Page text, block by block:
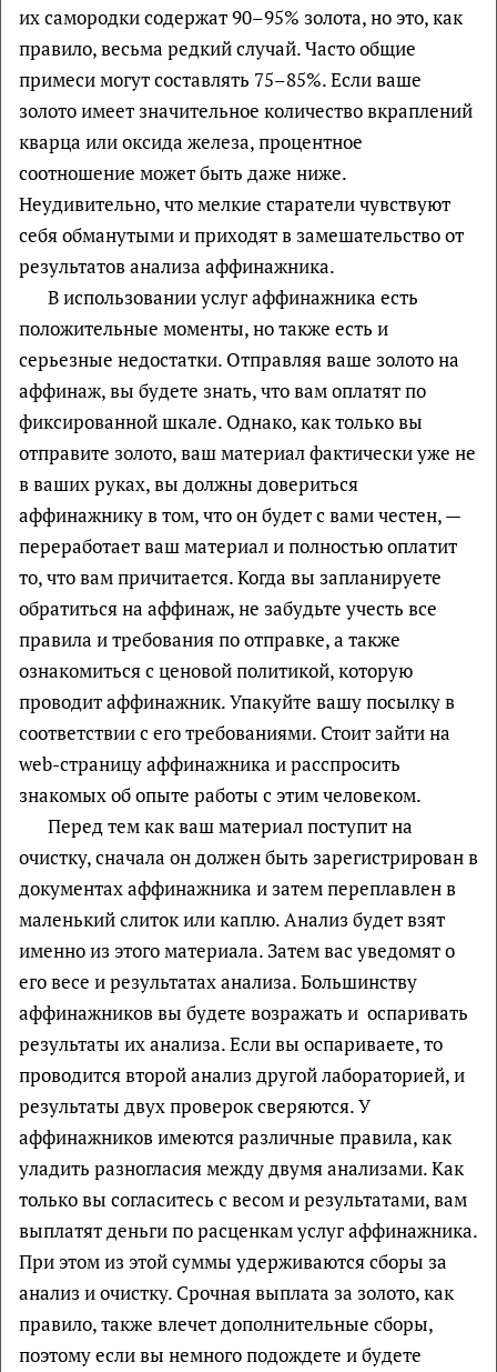
их самородки содержат 90–95% золота, но это, как
правило, весьма редкий случай. Часто общие
примеси могут составлять 75–85%. Если ваше
золото имеет значительное количество вкраплений
кварца или оксида железа, процентное
соотношение может быть даже ниже.
Неудивительно, что мелкие старатели чувствуют
себя обманутыми и приходят в замешательство от
результатов анализа аффинажника.
В использовании услуг аффинажника есть
положительные моменты, но также есть и
серьезные недостатки. Отправляя ваше золото на
аффинаж, вы будете знать, что вам оплатят по
фиксированной шкале. Однако, как только вы
отправите золото, ваш материал фактически уже не
в ваших руках, вы должны довериться
аффинажнику в том, что он будет с вами честен, —
переработает ваш материал и полностью оплатит
то, что вам причитается. Когда вы запланируете
обратиться на аффинаж, не забудьте учесть все
правила и требования по отправке, а также
ознакомиться с ценовой политикой, которую
проводит аффинажник. Упакуйте вашу посылку в
соответствии с его требованиями. Стоит зайти на
web-страницу аффинажника и расспросить
знакомых об опыте работы с этим человеком.
Перед тем как ваш материал поступит на
очистку, сначала он должен быть зарегистрирован в
документах аффинажника и затем переплавлен в
маленький слиток или каплю. Анализ будет взят
именно из этого материала. Затем вас уведомят о
его весе и результатах анализа. Большинству
аффинажников вы будете возражать и оспаривать
результаты их анализа. Если вы оспариваете, то
проводится второй анализ другой лабораторией, и
результаты двух проверок сверяются. У
аффинажников имеются различные правила, как
уладить разногласия между двумя анализами. Как
только вы согласитесь с весом и результатами, вам
выплатят деньги по расценкам услуг аффинажника.
При этом из этой суммы удерживаются сборы за
анализ и очистку. Срочная выплата за золото, как
правило, также влечет дополнительные сборы,
поэтому если вы немного подождете и будете